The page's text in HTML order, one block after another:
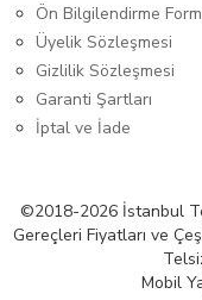
Ön Bilgilendirme
Üyelik Sözleşmesi
Gizlilik Sözleşmesi
Garanti Şartları
İptal ve İade
©2018-2026 İstanbul
Gereçleri Fiyatları ve
Mobil